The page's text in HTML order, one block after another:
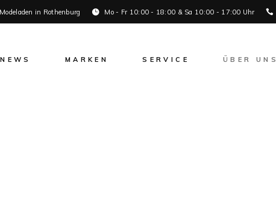
in Rothenburg Mo - Fr 10:00 - 18:00 & Sa 10:00 - 17:00 Uhr
NEWS MARKEN SERVICE ÜBER UNS